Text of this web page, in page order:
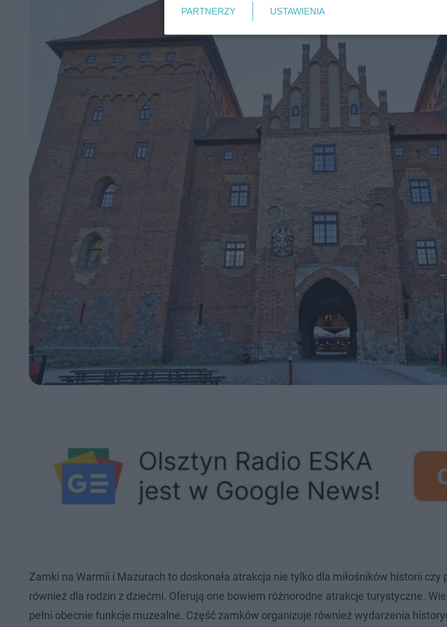
Zamki na Warmii i Mazurach to doskonała atrakcja nie tylko dla miłośników historii
również dla rodzin z dziećmi. Oferują one bowiem różnorodne atrakcje turystyczne.
pełni obecnie funkcje muzealne. Część zamków organizuje również wydarzenia
PARTNERZY USTAWIENIA